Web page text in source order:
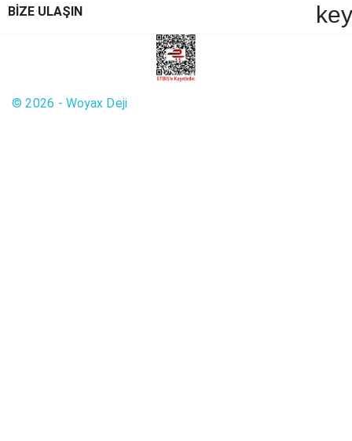
BİZE ULAŞIN
© 2026 - Woyax Deji